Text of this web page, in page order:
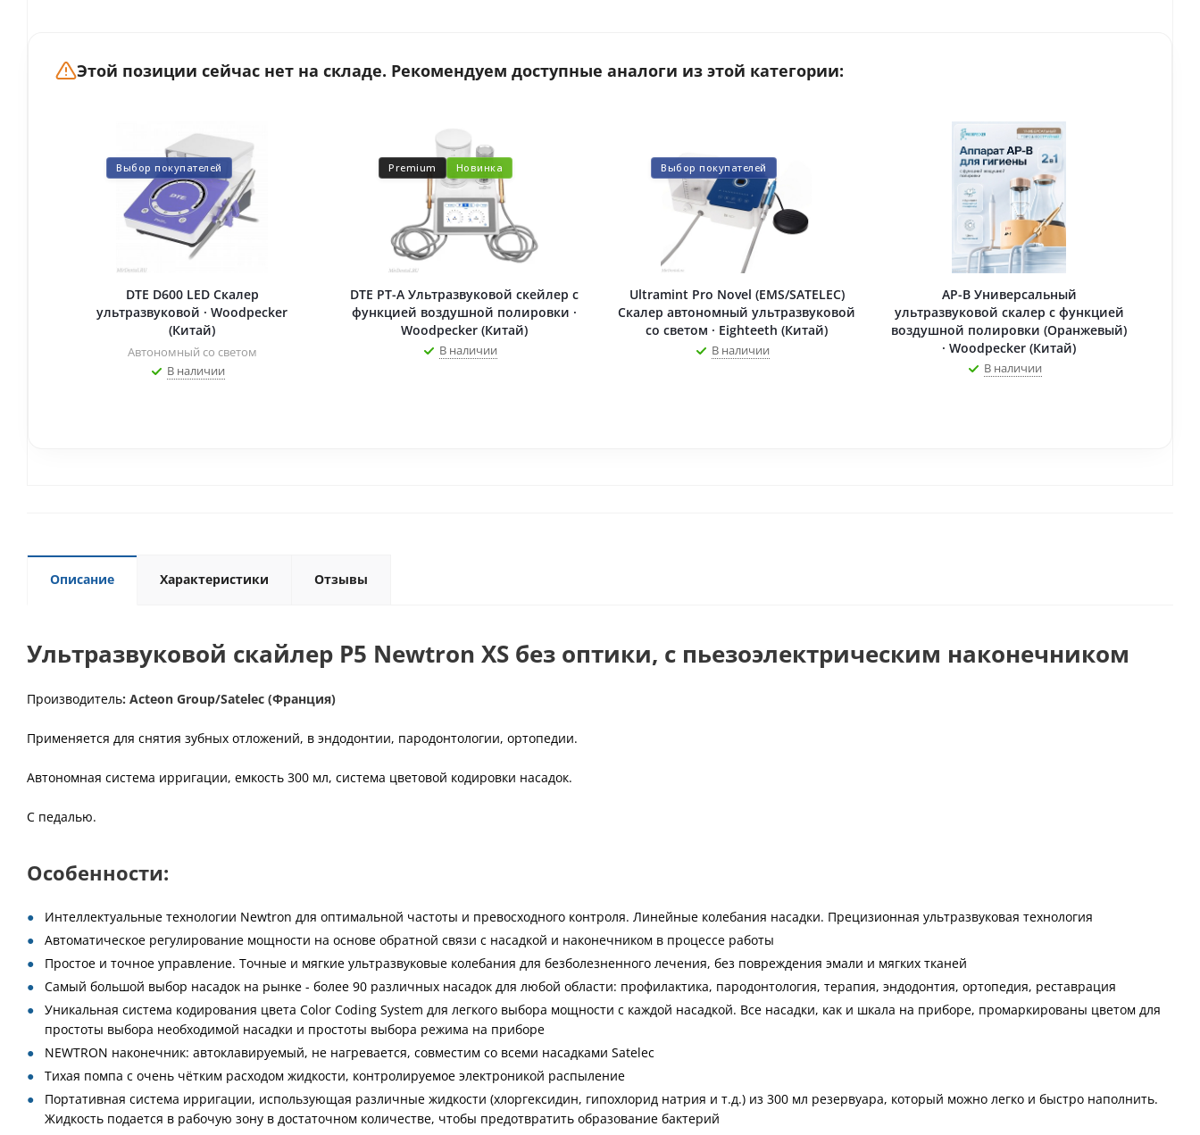
Этой позиции сейчас нет на складе. Рекомендуем доступные аналоги из этой категории:
Выбор покупателей
DTE D600 LED Скалер
ультразвуковой · Woodpecker
(Китай)
Автономный со светом
В наличии
Premium Новинка
DTE PT-A Ультразвуковой скейлер с
функцией воздушной полировки ·
Woodpecker (Китай)
В наличии
Выбор покупателей
Ultramint Pro Novel (EMS/SATELEC)
Скалер автономный ультразвуковой
со светом · Eighteeth (Китай)
В наличии
AP-B Универсальный
ультразвуковой скалер с функцией
воздушной полировки (Оранжевый)
· Woodpecker (Китай)
В наличии
Описание Характеристики Отзывы
Ультразвуковой скайлер P5 Newtron XS без оптики, с пьезоэлектрическим наконечником
Производитель: Acteon Group/Satelec (Франция)
Применяется для снятия зубных отложений, в эндодонтии, пародонтологии, ортопедии.
Автономная система ирригации, емкость 300 мл, система цветовой кодировки насадок.
С педалью.
Особенности:
Интеллектуальные технологии Newtron для оптимальной частоты и превосходного контроля. Линейные колебания насадки. Прецизионная ультразвуковая технология
Автоматическое регулирование мощности на основе обратной связи с насадкой и наконечником в процессе работы
Простое и точное управление. Точные и мягкие ультразвуковые колебания для безболезненного лечения, без повреждения эмали и мягких тканей
Самый большой выбор насадок на рынке - более 90 различных насадок для любой области: профилактика, пародонтология, терапия, эндодонтия, ортопедия, реставрация
Уникальная система кодирования цвета Color Coding System для легкого выбора мощности с каждой насадкой. Все насадки, как и шкала на приборе, промаркированы цветом для
простоты выбора необходимой насадки и простоты выбора режима на приборе
NEWTRON наконечник: автоклавируемый, не нагревается, совместим со всеми насадками Satelec
Тихая помпа с очень чётким расходом жидкости, контролируемое электроникой распыление
Портативная система ирригации, использующая различные жидкости (хлоргексидин, гипохлорид натрия и т.д.) из 300 мл резервуара, который можно легко и быстро наполнить.
Жидкость подается в рабочую зону в достаточном количестве, чтобы предотвратить образование бактерий